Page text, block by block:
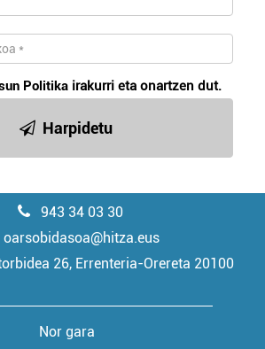
Politika irakurri eta onartzen dut.
Harpidetu
943 34 03 30
oarsobidasoa@hitza.eus
26, Errenteria-Orereta 20100
Nor gara